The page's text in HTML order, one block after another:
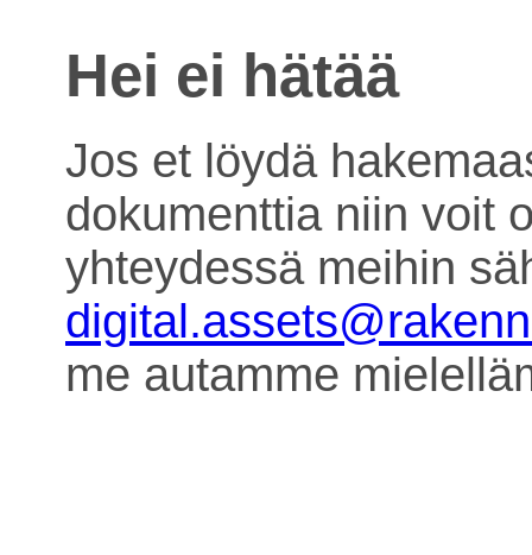
Hei ei hätää
Jos et löydä
dokumenttia niin voit
yhteydessä meihin
me autamme